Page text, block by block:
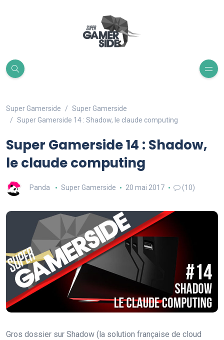
Super Gamerside
Super Gamerside
Super Gamerside 14 : Shadow, le claude computing
Super Gamerside 14 : Shadow,
le claude computing
Panda Super Gamerside 20 mai 2017 (10)
Gros dossier sur Shadow (la solution française de cloud